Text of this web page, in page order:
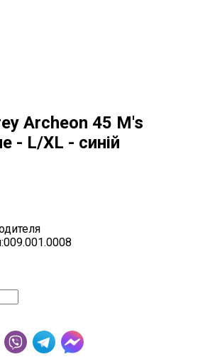
Archeon 45 M's
- L/XL - синій
009.001.0008